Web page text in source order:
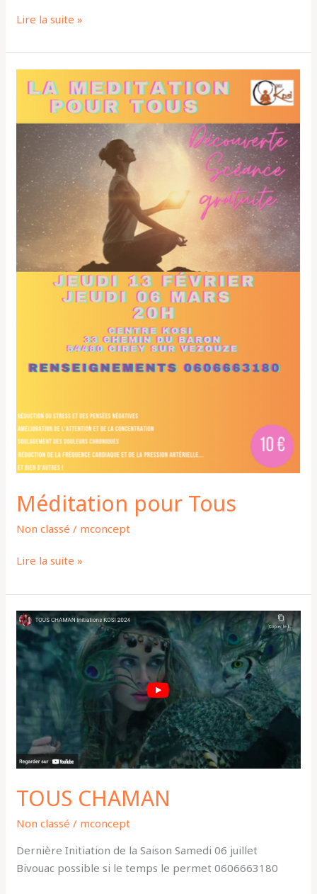
Lire la suite »
Méditation pour Tous
Non classé / mconcept
pour
Lire la suite »
TOUS CHAMAN
Non classé / mconcept
Dernière Initiation de la Saison Samedi 06 juillet
Bivouac possible si le temps le permet 0606663180
TOUS
CHAMAN